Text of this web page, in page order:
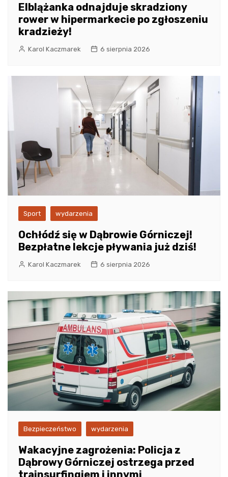
Elblążanka odnajduje skradziony
rower w hipermarkecie po zgłoszeniu
kradzieży!
Karol Kaczmarek 6 sierpnia 2026
Sport wydarzenia
Ochłódź się w Dąbrowie Górniczej!
Bezpłatne lekcje pływania już dziś!
Karol Kaczmarek 6 sierpnia 2026
Bezpieczeństwo wydarzenia
Wakacyjne zagrożenia: Policja z
Dąbrowy Górniczej ostrzega przed